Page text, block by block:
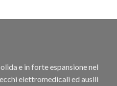
e in forte espansione nel
elettromedicali ed ausili